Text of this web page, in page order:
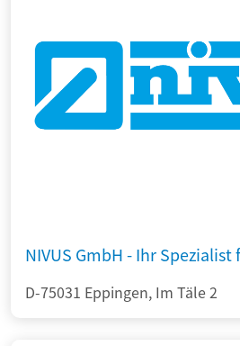
NIVUS GmbH - Ihr
D-75031 Eppingen, Im Täle 2